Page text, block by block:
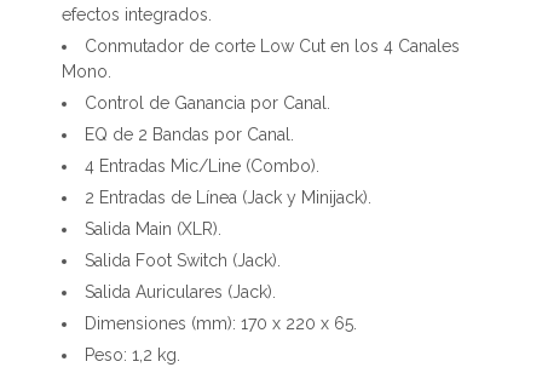
efectos integrados.
Conmutador de corte Low Cut en los 4 Canales
Mono.
Control de Ganancia por Canal.
EQ de 2 Bandas por Canal.
4 Entradas Mic/Line (Combo).
2 Entradas de Línea (Jack y Minijack).
Salida Main (XLR).
Salida Foot Switch (Jack).
Salida Auriculares (Jack).
Dimensiones (mm): 170 x 220 x 65.
Peso: 1,2 kg.